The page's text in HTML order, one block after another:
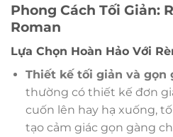
Phong Cách Tối Giản:
Roman
Lựa Chọn Hoàn Hảo Với
Thiết kế tối giản và gọn
thường có thiết kế đơn
cuốn lên hay hạ xuống,
tạo cảm giác gọn gàng